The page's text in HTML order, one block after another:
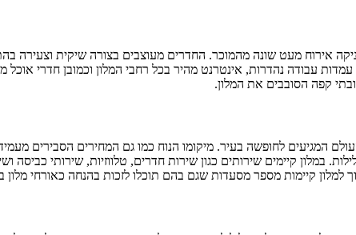
אירוח מעט שונה מהמוכר. החדרים מעוצבים בצורה שיקית וצעירה
עבודה נהדרות, אינטרנט מהיר בכל רחבי המלון וכמובן חדרי אוכל
קפה הסובבים את המלון.
המגיעים לחופשה בעיר. מיקומו הנוח כמו גם המחירים הסבירים
במלון קיימים שירותים כגון שירות חדרים, טלווזיות, שירותי
למלון קיימות מספר מסעדות שגם בהם תוכלו לזכות בהנחה כאורחי מלון